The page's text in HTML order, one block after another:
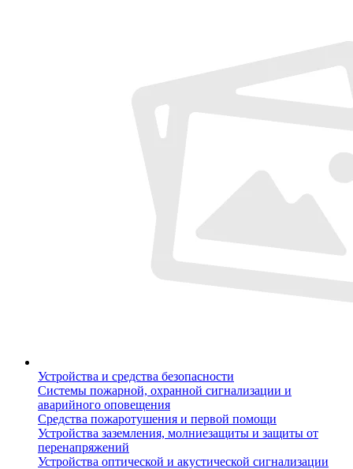
Устройства и средства безопасности
Системы пожарной, охранной сигнализации и
аварийного оповещения
Средства пожаротушения и первой помощи
Устройства заземления, молниезащиты и защиты от
перенапряжений
Устройства оптической и акустической сигнализации